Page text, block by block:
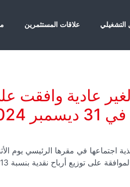
التشغيلي علاقات المستثمرين